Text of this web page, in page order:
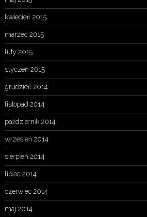
kwiecień 2015
marzec 2015
luty 2015
styczeń 2015
grudzień 2014
listopad 2014
październik 2014
wrzesień 2014
sierpień 2014
lipiec 2014
czerwiec 2014
maj 2014